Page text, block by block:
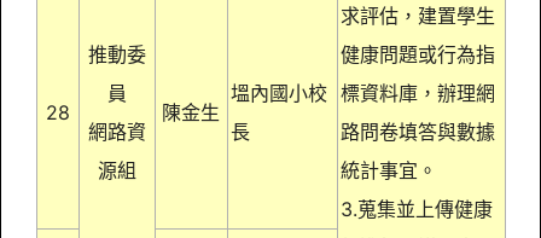
推動委
員
網路資
源組
求評估，建置學生
健康問題或行為指
標資料庫，辦理網
路問卷填答與數據
統計事宜。
3.蒐集並上傳健康
28 陳金生
塭內國小校
長